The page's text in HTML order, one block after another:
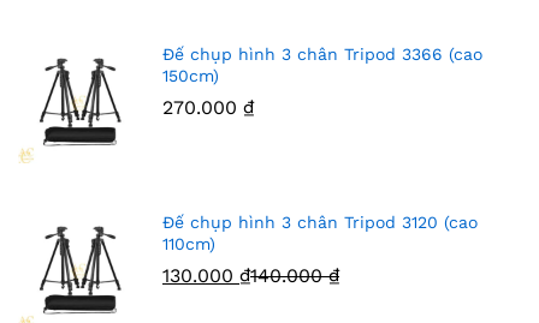
Đế chụp hình 3 chân Tripod 3366 (cao
150cm)
270.000 ₫
Đế chụp hình 3 chân Tripod 3120 (cao
110cm)
130.000 ₫140.000₫